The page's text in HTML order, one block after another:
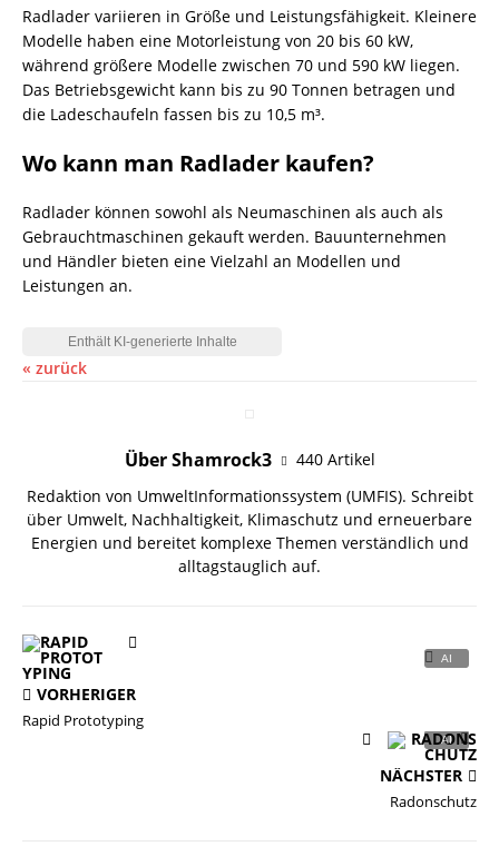
Radlader variieren in Größe und Leistungsfähigkeit. Kleinere
Modelle haben eine Motorleistung von 20 bis 60 kW,
während größere Modelle zwischen 70 und 590 kW liegen.
Das Betriebsgewicht kann bis zu 90 Tonnen betragen und
die Ladeschaufeln fassen bis zu 10,5 m³.
Wo kann man Radlader kaufen?
Radlader können sowohl als Neumaschinen als auch als
Gebrauchtmaschinen gekauft werden. Bauunternehmen
und Händler bieten eine Vielzahl an Modellen und
Leistungen an.
« zurück
Über Shamrock3
440 Artikel
Redaktion von UmweltInformationssystem (UMFIS). Schreibt
über Umwelt, Nachhaltigkeit, Klimaschutz und erneuerbare
Energien und bereitet komplexe Themen verständlich und
alltagstauglich auf.
VORHERIGER
Rapid Prototyping
NÄCHSTER
Radonschutz